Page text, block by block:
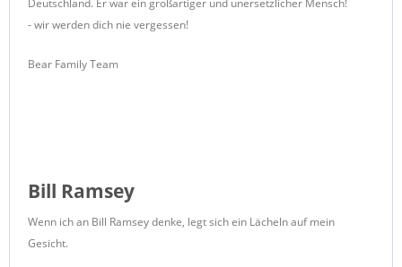
Deutschland. Er war ein großartiger und unersetzlicher Mensch!
- wir werden dich nie vergessen!
Bear Family Team
Bill Ramsey
Wenn ich an Bill Ramsey denke, legt sich ein Lächeln auf mein
Gesicht.